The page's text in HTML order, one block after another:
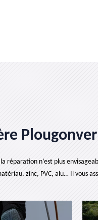
Plougonver
réparation n’est plus
zinc, PVC, alu… Il vous